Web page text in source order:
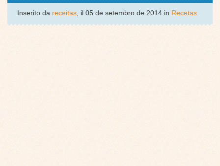
Inserito da receitas, il 05 de setembro de 2014 in Recetas